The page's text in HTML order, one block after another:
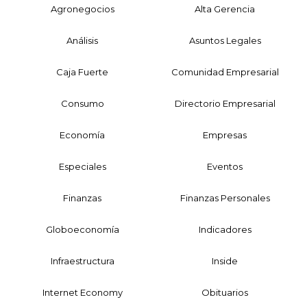
Agronegocios Alta Gerencia
Análisis Asuntos Legales
Caja Fuerte Comunidad Empresarial
Consumo Directorio Empresarial
Economía Empresas
Especiales Eventos
Finanzas Finanzas Personales
Globoeconomía Indicadores
Infraestructura Inside
Internet Economy Obituarios